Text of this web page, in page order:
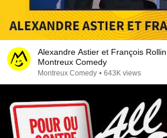
Alexandre Astier et François
Montreux Comedy
Montreux Comedy • 643K views